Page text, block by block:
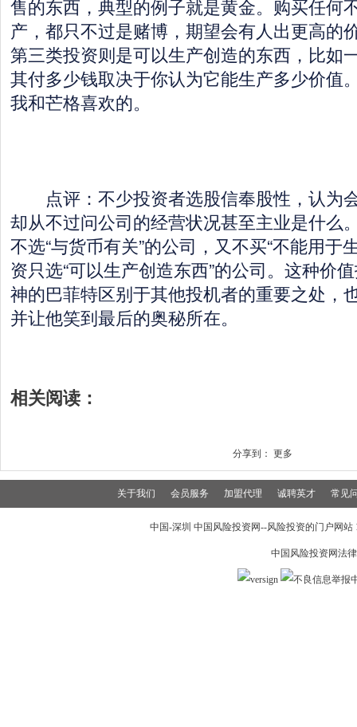
售的东西，典型的例子就是黄金。购买任何
产，都只不过是赌博，期望会有人出更高的
第三类投资则是可以生产创造的东西，比如
其付多少钱取决于你认为它能生产多少价值
我和芒格喜欢的。
点评：不少投资者选股信奉股性，认为
却从不过问公司的经营状况甚至主业是什么
不选“与货币有关”的公司，又不买“不能用于
资只选“可以生产创造东西”的公司。这种价
神的巴菲特区别于其他投机者的重要之处，
并让他笑到最后的奥秘所在。
相关阅读：
分享到： 更多
关于我们 会员服务 加盟代理 诚聘英才 常见
中国-深圳 中国风险投资网--风险投资的门户网
中国风险投资网法